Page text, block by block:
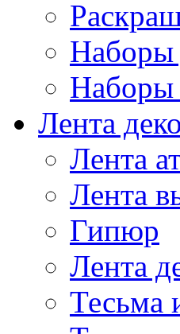
Наборы
Наборы
Лента
Лента
Лента
Гипюр
Лента
Тесьма